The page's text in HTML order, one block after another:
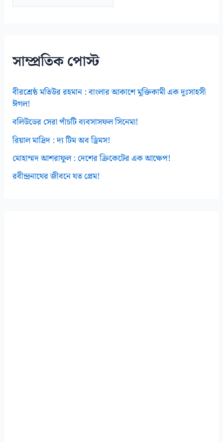
র্কা
সাম্প্রতিক পোস্ট
বীরশ্রেষ্ঠ মতিউর রহমান : বাংলার আকাশে মুক্তিকামী এক দুঃসাহসী
ঈগল!
বলিউডের সেরা পাঁচটি ব্যবসাসফল সিনেমা!
রিয়াল মাদ্রিদ : দ্য টিম অব ড্রিমস!
মোহাম্মদ আশরাফুল : দেশের ক্রিকেটের এক আক্ষেপ!
রবীন্দ্রনাথের জীবনে যত প্রেম!